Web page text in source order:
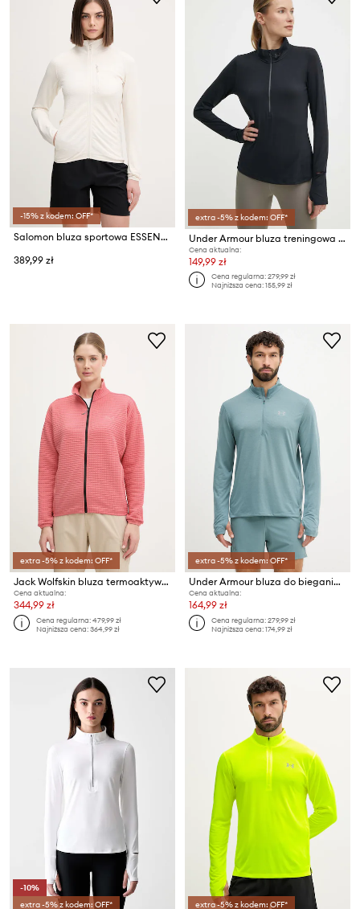
-15% z kodem: OFF*
Salomon bluza sportowa ESSENTIAL LIGHTWARM
389,99 zł
extra -5% z kodem: OFF*
Under Armour bluza treningowa damska Qualifier Run 1
Cena aktualna:
149,99 zł
Cena regularna:279,99 zł
Najniższa cena:155,99 zł
extra -5% z kodem: OFF*
Jack Wolfskin bluza termoaktywna damska Mogari
Cena aktualna:
344,99 zł
Cena regularna:479,99 zł
Najniższa cena:364,99 zł
extra -5% z kodem: OFF*
Under Armour bluza do biegania Launch
Cena aktualna:
164,99 zł
Cena regularna:279,99 zł
Najniższa cena:174,99 zł
-10%
extra -5% z kodem: OFF*
extra -5% z kodem: OFF*